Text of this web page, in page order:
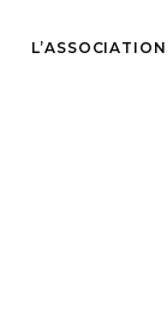
L’ASSOCIATION